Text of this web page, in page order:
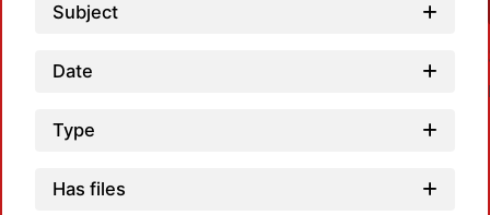
Subject
Date
Type
Has files